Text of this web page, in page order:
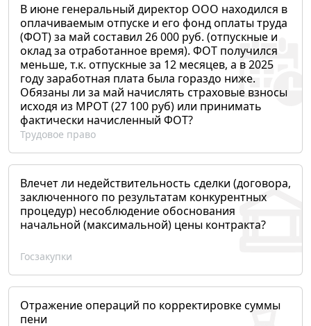
В июне генеральный директор ООО находился в
оплачиваемым отпуске и его фонд оплаты труда
(ФОТ) за май составил 26 000 руб. (отпускные и
оклад за отработанное время). ФОТ получился
меньше, т.к. отпускные за 12 месяцев, а в 2025
году заработная плата была гораздо ниже.
Обязаны ли за май начислять страховые взносы
исходя из МРОТ (27 100 руб) или принимать
фактически начисленный ФОТ?
Трудовое право
Влечет ли недействительность сделки (договора,
заключенного по результатам конкурентных
процедур) несоблюдение обоснования
начальной (максимальной) цены контракта?
Госзакупки
Отражение операций по корректировке суммы
пени